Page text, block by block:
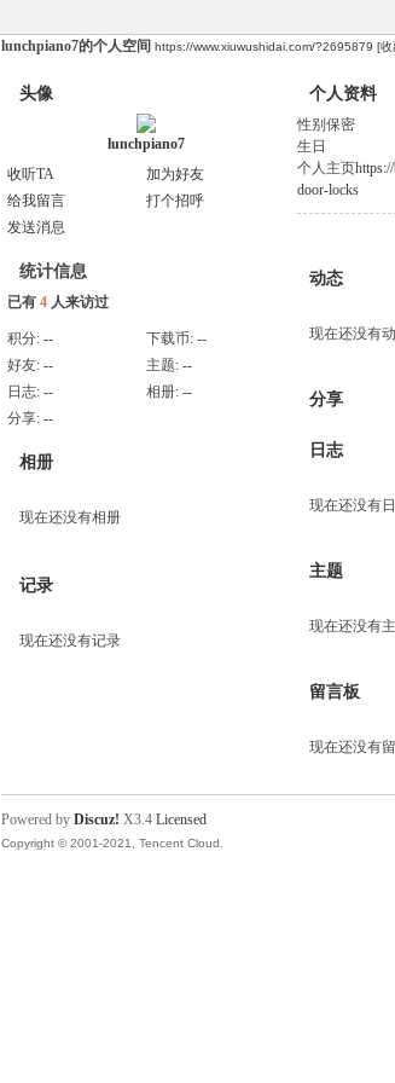
lunchpiano7的个人空间 https://www.xiuwushidai.com/?2695879 [收
头像
lunchpiano7
收听TA
加为好友
给我留言
打个招呼
发送消息
统计信息
已有 4 人来访过
积分: -- 下载币: --
好友: -- 主题: --
日志: -- 相册: --
分享: --
相册
现在还没有相册
记录
现在还没有记录
个人资料
性别 保密
生日
个人主页
door-locks
动态
现在还没有
分享
日志
现在还没有
主题
现在还没有
留言板
现在还没有
Powered by Discuz! X3.4 Licensed
Copyright © 2001-2021, Tencent Cloud.